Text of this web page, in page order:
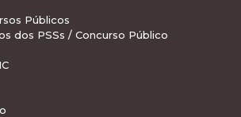
Públicos
dos PSSs / Concurso Público